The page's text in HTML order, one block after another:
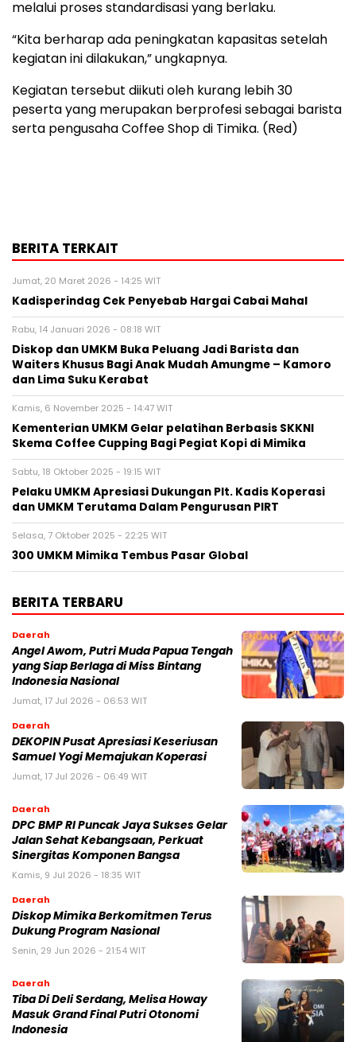
melalui proses standardisasi yang berlaku.
“Kita berharap ada peningkatan kapasitas setelah
kegiatan ini dilakukan,” ungkapnya.
Kegiatan tersebut diikuti oleh kurang lebih 30
peserta yang merupakan berprofesi sebagai barista
serta pengusaha Coffee Shop di Timika. (Red)
BERITA TERKAIT
Jumat, 20 Maret 2026 - 14:25 WIT
Kadisperindag Cek Penyebab Hargai Cabai Mahal
Rabu, 14 Januari 2026 - 08:18 WIT
Diskop dan UMKM Buka Peluang Jadi Barista dan
Waiters Khusus Bagi Anak Mudah Amungme – Kamoro
dan Lima Suku Kerabat
Kamis, 6 November 2025 - 14:47 WIT
Kementerian UMKM Gelar pelatihan Berbasis SKKNI
Skema Coffee Cupping Bagi Pegiat Kopi di Mimika
Sabtu, 18 Oktober 2025 - 19:15 WIT
Pelaku UMKM Apresiasi Dukungan Plt. Kadis Koperasi
dan UMKM Terutama Dalam Pengurusan PIRT
Selasa, 7 Oktober 2025 - 22:25 WIT
300 UMKM Mimika Tembus Pasar Global
BERITA TERBARU
Daerah
Angel Awom, Putri Muda Papua Tengah
yang Siap Berlaga di Miss Bintang
Indonesia Nasional
Jumat, 17 Jul 2026 - 06:53 WIT
Daerah
DEKOPIN Pusat Apresiasi Keseriusan
Samuel Yogi Memajukan Koperasi
Jumat, 17 Jul 2026 - 06:49 WIT
Daerah
DPC BMP RI Puncak Jaya Sukses Gelar
Jalan Sehat Kebangsaan, Perkuat
Sinergitas Komponen Bangsa
Kamis, 9 Jul 2026 - 18:35 WIT
Daerah
Diskop Mimika Berkomitmen Terus
Dukung Program Nasional
Senin, 29 Jun 2026 - 21:54 WIT
Daerah
Tiba Di Deli Serdang, Melisa Howay
Masuk Grand Final Putri Otonomi
Indonesia